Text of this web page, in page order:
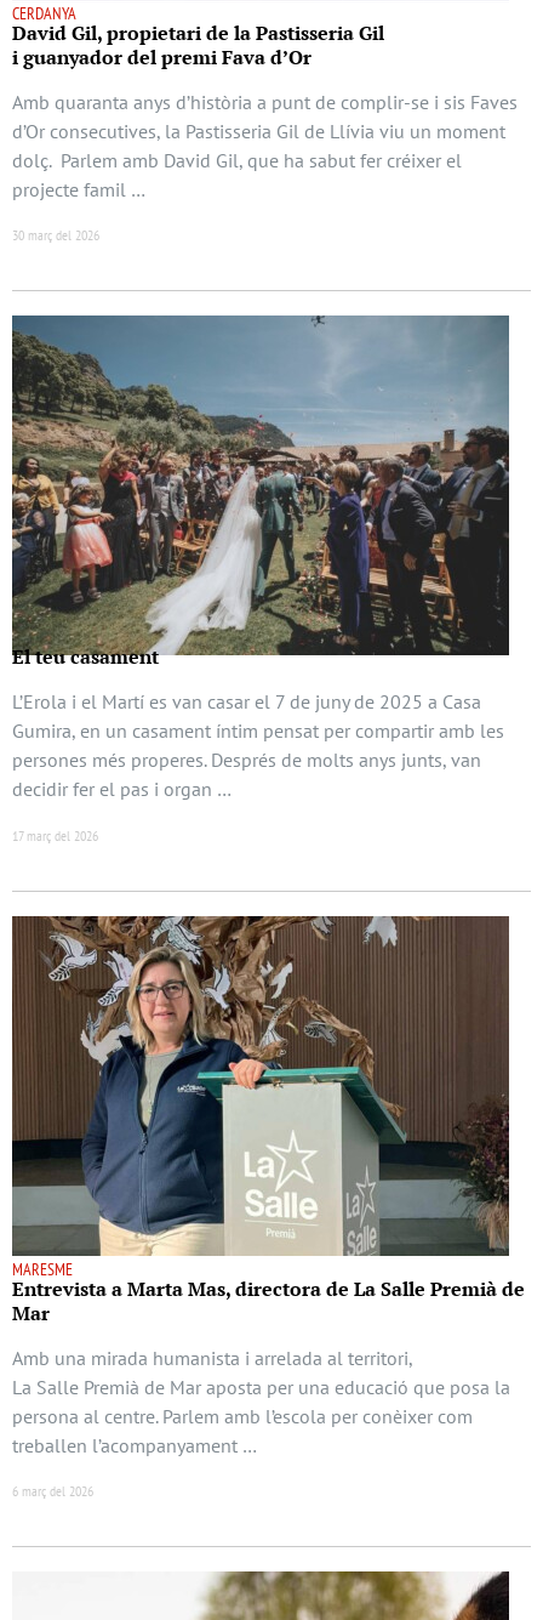
CERDANYA
David Gil, propietari de la Pastisseria Gil
i guanyador del premi Fava d’Or
Amb quaranta anys d’història a punt de complir-se i sis Faves
d’Or consecutives, la Pastisseria Gil de Llívia viu un moment
dolç. Parlem amb David Gil, que ha sabut fer créixer el
projecte famil …
30 març del 2026
El teu casament
L’Erola i el Martí es van casar el 7 de juny de 2025 a Casa
Gumira, en un casament íntim pensat per compartir amb les
persones més properes. Després de molts anys junts, van
decidir fer el pas i organ …
17 març del 2026
MARESME
Entrevista a Marta Mas, directora de La Salle Premià de
Mar
Amb una mirada humanista i arrelada al territori,
La Salle Premià de Mar aposta per una educació que posa la
persona al centre. Parlem amb l’escola per conèixer com
treballen l’acompanyament …
6 març del 2026